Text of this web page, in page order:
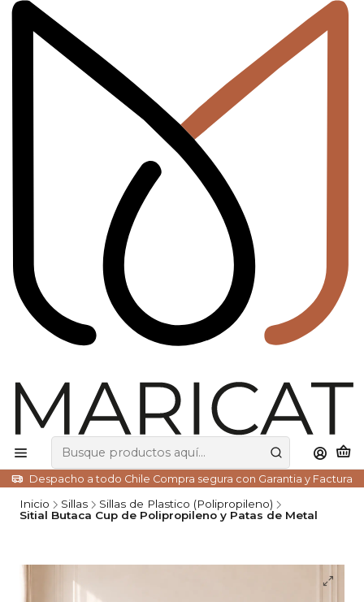
Despacho a todo Chile Compra segura con Garantia y Factura
Inicio Sillas
Sillas de Plastico (Polipropileno)
Sitial Butaca Cup de Polipropileno y Patas de Metal